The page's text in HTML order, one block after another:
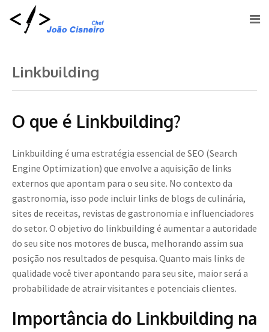
Linkbuilding
O que é Linkbuilding?
Linkbuilding é uma estratégia essencial de SEO (Search
Engine Optimization) que envolve a aquisição de links
externos que apontam para o seu site. No contexto da
gastronomia, isso pode incluir links de blogs de culinária,
sites de receitas, revistas de gastronomia e influenciadores
do setor. O objetivo do linkbuilding é aumentar a autoridade
do seu site nos motores de busca, melhorando assim sua
posição nos resultados de pesquisa. Quanto mais links de
qualidade você tiver apontando para seu site, maior será a
probabilidade de atrair visitantes e potenciais clientes.
Importância do Linkbuilding na